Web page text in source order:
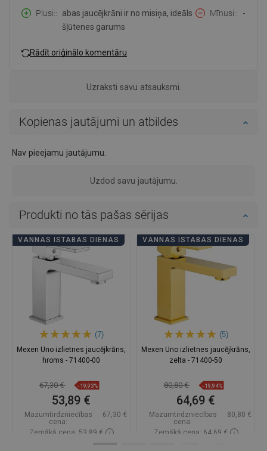
Plusi:
abas jaucējkrāni ir no misiņa, ideāls
šļūtenes garums
Mīnusi: -
Rādīt oriģinālo komentāru
Uzraksti savu atsauksmi.
Kopienas jautājumi un atbildes
Nav pieejamu jautājumu.
Uzdod savu jautājumu.
Produkti no tās pašas sērijas
VANNAS ISTABAS DIENAS
(7)
Mexen Uno izlietnes jaucējkrāns,
hroms - 71400-00
67,30 € -19,93%
53,89 €
Mazumtirdzniecības
cena:
67,30 €
Zemākā cena: 53,89 €
VANNAS ISTABAS DIENAS
(5)
Mexen Uno izlietnes jaucējkrāns,
zelta - 71400-50
80,80 € -19,94%
64,69 €
Mazumtirdzniecības
cena:
80,80 €
Zemākā cena: 64,69 €